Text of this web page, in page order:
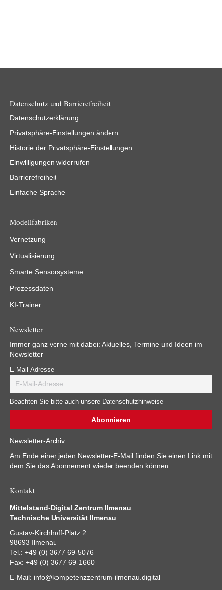
Datenschutz und Barrierefreiheit
Datenschutzerklärung
Privatsphäre-Einstellungen ändern
Historie der Privatsphäre-Einstellungen
Einwilligungen widerrufen
Barrierefreiheit
Einfache Sprache
Modellfabriken
Vernetzung
Virtualisierung
Smarte Sensorsysteme
Prozessdaten
KI-Trainer
Newsletter
Immer ganz vorne mit dabei: Aktuelles, Termine und Ideen im
Newsletter
E-Mail-Adresse
Beachten Sie bitte auch unsere Datenschutzhinweise
Newsletter-Archiv
Am Ende einer jeden Newsletter-E-Mail finden Sie einen Link mit
dem Sie das Abonnement wieder beenden können.
Kontakt
Mittelstand-Digital Zentrum Ilmenau
Technische Universität Ilmenau
Gustav-Kirchhoff-Platz 2
98693 Ilmenau
Tel.: +49 (0) 3677 69-5076
Fax: +49 (0) 3677 69-1660
E-Mail: info@kompetenzzentrum-ilmenau.digital